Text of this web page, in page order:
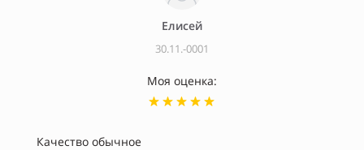
Елисей
30.11.-0001
Моя оценка:
Качество обычное